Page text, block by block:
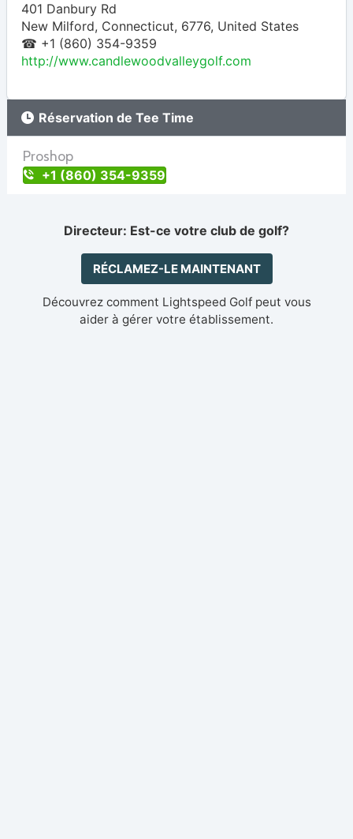
401 Danbury Rd
New Milford, Connecticut, 6776, United States
☎ +1 (860) 354-9359
http://www.candlewoodvalleygolf.com
Réservation de Tee Time
Proshop
+1 (860) 354-9359
Directeur: Est-ce votre club de golf?
RÉCLAMEZ-LE MAINTENANT
Découvrez comment Lightspeed Golf peut vous
aider à gérer votre établissement.